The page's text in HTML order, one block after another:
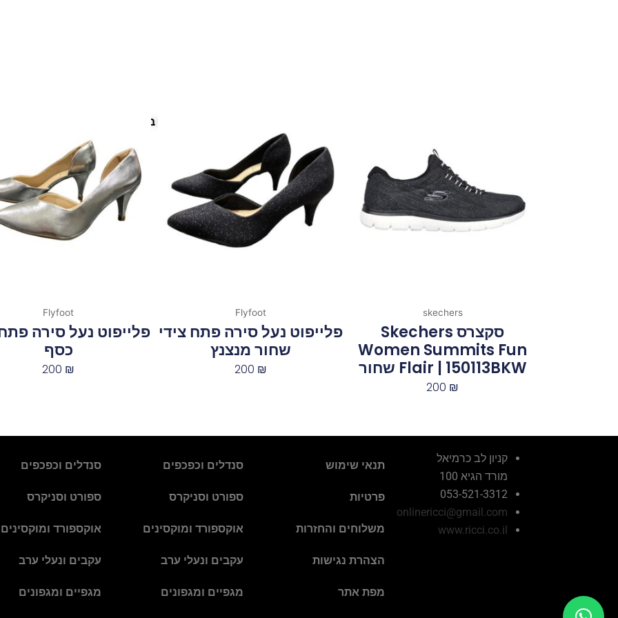
פריטים נוספים במיוחד בשבילך
skechers
סקצרס Skechers
Women Summits Fun
Flair | 150113BKW‏ ‏שחור
200 ₪
Flyfoot
פלייפוט נעל סירה פתח צידי
שחור מנצנץ
200 ₪
Flyfoot
פלייפוט נעל סירה
כסף
200 ₪
קניון לב כרמיאל
מורד הגיא 100
053-521-3312
onlinericci@gmail.com
www.ricci.co.il
תנאי שימוש
פרטיות
משלוחים והחזרות
הצהרת נגישות
מפת אתר
סנדלים וכפכפים
ספורט וסניקרס
אוקספורד ומוקסינים
עקבים ונעלי ערב
מגפיים ומגפונים
סנדלים וכפכפים
ספורט וסניקרס
אוקספורד ומוקסינים
עקבים ונעלי ערב
מגפיים ומגפונים